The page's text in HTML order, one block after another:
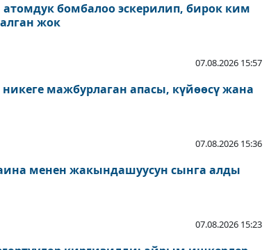
бомбалоо эскерилип, бирок ким
жок
07.08.2026 15:57
мажбурлаган апасы, күйөөсү жана
07.08.2026 15:36
менен жакындашуусун сынга алды
07.08.2026 15:23